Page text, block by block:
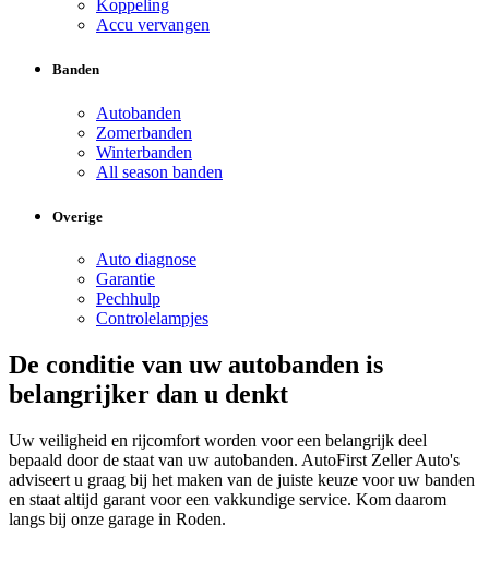
Koppeling
Accu vervangen
Banden
Autobanden
Zomerbanden
Winterbanden
All season banden
Overige
Auto diagnose
Garantie
Pechhulp
Controlelampjes
De conditie van uw autobanden is
belangrijker dan u denkt
Uw veiligheid en rijcomfort worden voor een belangrijk deel
bepaald door de staat van uw autobanden. AutoFirst Zeller Auto's
adviseert u graag bij het maken van de juiste keuze voor uw banden
en staat altijd garant voor een vakkundige service. Kom daarom
langs bij onze garage in Roden.